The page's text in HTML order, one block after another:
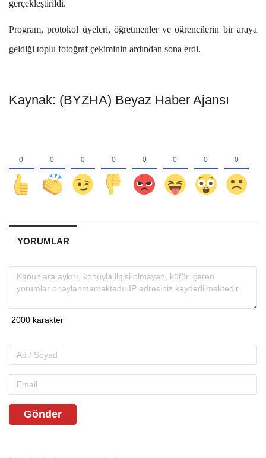
gerçekleştirildi.
Program, protokol üyeleri, öğretmenler ve öğrencilerin bir araya
geldiği toplu fotoğraf çekiminin ardından sona erdi.
Kaynak: (BYZHA) Beyaz Haber Ajansı
YORUMLAR
Gönder